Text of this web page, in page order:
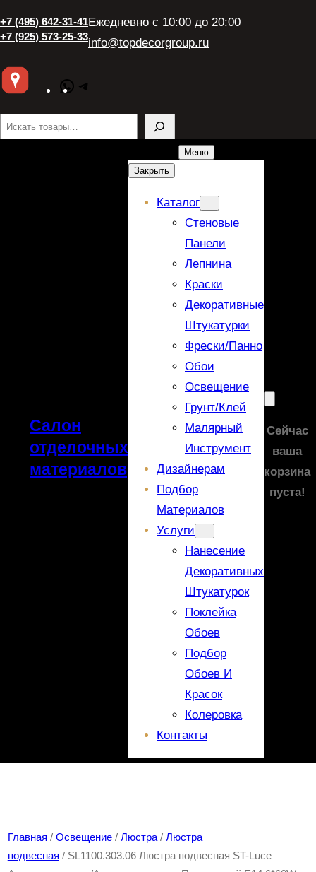
+7 (495) 642-31-41
+7 (925) 573-25-33
Ежедневно с 10:00 до 20:00
info@topdecorgroup.ru
WhatsApp
Поиск
Салон
отделочных
материалов
Меню
Закрыть
Каталог
Стеновые
Панели
Лепнина
Краски
Декоративные
Штукатурки
Фрески/панно
Обои
Освещение
Грунт/Клей
Малярный
Инструмент
Дизайнерам
Подбор
Материалов
Услуги
Нанесение
Декоративных
Штукатурок
Поклейка
Обоев
Подбор
Обоев И
Красок
Колеровка
Контакты
Сейчас
ваша
корзина
пуста!
Главная / Освещение/ Люстра/ Люстра
подвесная / SL1100.303.06 Люстра подвесная ST-Luce